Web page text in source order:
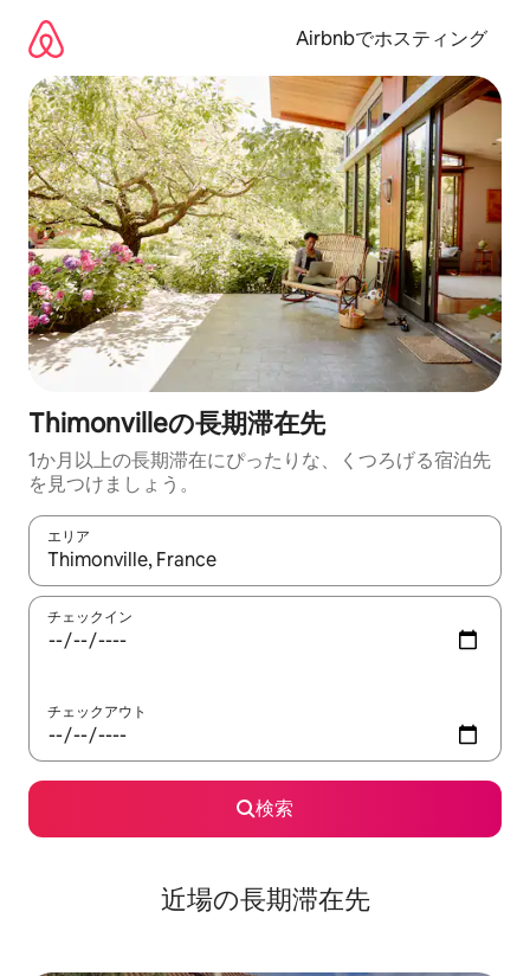
Airbnbでホスティング
Thimonvilleの長期滞在先
1か月以上の長期滞在にぴったりな、くつろげる宿泊先
を見つけましょう。
エリア
検索結果が表示されたら、上下の矢印キーを使って移動するか
チェックイン
チェックアウト
検索
近場の長期滞在先